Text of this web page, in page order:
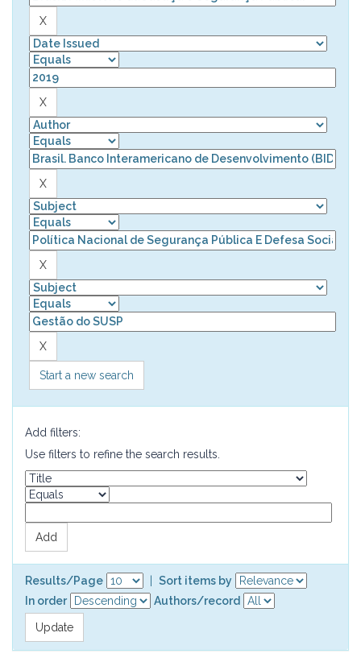
Start a new search
Add filters:
Use filters to refine the search results.
Results/Page
Sort items by
In order
Authors/record